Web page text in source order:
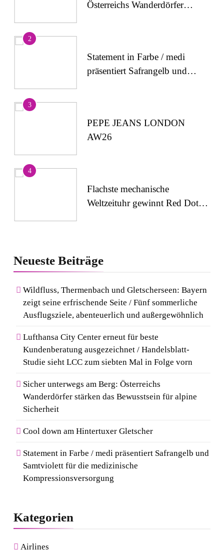
Österreichs Wanderdörfer
2
Statement in Farbe / medi
präsentiert Safrangelb und
3
PEPE JEANS LONDON
AW26
4
Flachste mechanische
Weltzeituhr gewinnt Red Dot:
Wenn Kult auf Couture trifft:
Capri-Sun setzt modisches
Fashion Week
6
Rezertifizierung bestätigt
Qualitätsstandard: Gastein
erneut mit Österreichischem
Wandergütesiegel ausgezeichnet
Kosmetik und Düfte online
kaufen: Die beliebtesten Shops
8
Von Mallorca bis Mykonos:
Der Style-Guide für
Südeuropas Top-Destinationen
Neueste Beiträge
Wildfluss, Thermenbach und Gletscherseen: Bayern
zeigt seine erfrischende Seite / Fünf sommerliche
Ausflugsziele, abenteuerlich und außergewöhnlich
Lufthansa City Center erneut für beste
Kundenberatung ausgezeichnet / Handelsblatt-
Studie sieht LCC zum siebten Mal in Folge vorn
Sicher unterwegs am Berg: Österreichs
Wanderdörfer stärken das Bewusstsein für alpine
Sicherheit
Cool down am Hintertuxer Gletscher
Statement in Farbe / medi präsentiert Safrangelb und
Samtviolett für die medizinische
Kompressionsversorgung
Kategorien
Airlines